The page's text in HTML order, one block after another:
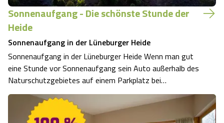
Sonnenaufgang - Die schönste Stunde der
Heide
Sonnenaufgang in der Lüneburger Heide
Sonnenaufgang in der Lüneburger Heide Wenn man gut
eine Stunde vor Sonnenaufgang sein Auto außerhalb des
Naturschutzgebietes auf einem Parkplatz bei
Niederhaverbeck parkt und in die Dunkelheit wandert, ist
dies schon ein tolles Gefühl. Die Natur schläft noch und
lässt sich auch durch die Taschenlam…